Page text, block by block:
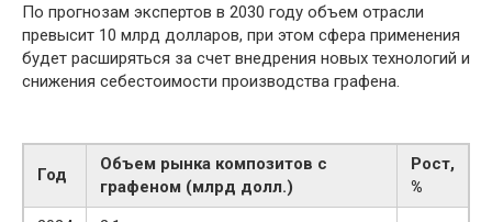
По прогнозам экспертов в 2030 году объем отрасли
превысит 10 млрд долларов, при этом сфера применения
будет расширяться за счет внедрения новых технологий и
снижения себестоимости производства графена.
Год
Объем рынка композитов с
графеном (млрд долл.)
Рост,
%